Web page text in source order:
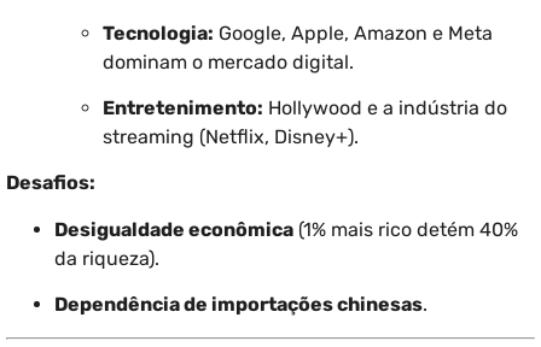
Tecnologia: Google, Apple, Amazon e Meta
dominam o mercado digital.
Entretenimento: Hollywood e a indústria do
streaming (Netflix, Disney+).
Desafios:
Desigualdade econômica (1% mais rico detém 40%
da riqueza).
Dependência de importações chinesas.